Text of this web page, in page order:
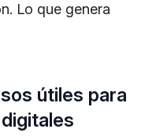
Lo que genera
útiles para